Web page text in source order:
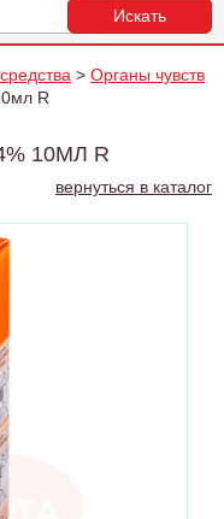
> Органы чувств
R
10МЛ R
вернуться в каталог